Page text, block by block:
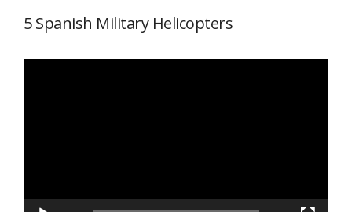
5 Spanish Military Helicopters